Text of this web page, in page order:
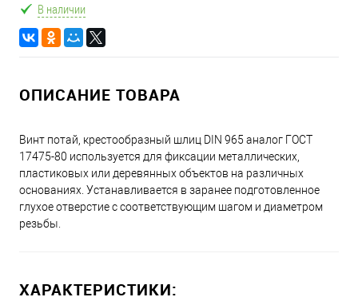
В наличии
ОПИСАНИЕ ТОВАРА
Винт потай, крестообразный шлиц DIN 965 аналог ГОСТ
17475-80 используется для фиксации металлических,
пластиковых или деревянных объектов на различных
основаниях. Устанавливается в заранее подготовленное
глухое отверстие с соответствующим шагом и диаметром
резьбы.
ХАРАКТЕРИСТИКИ: